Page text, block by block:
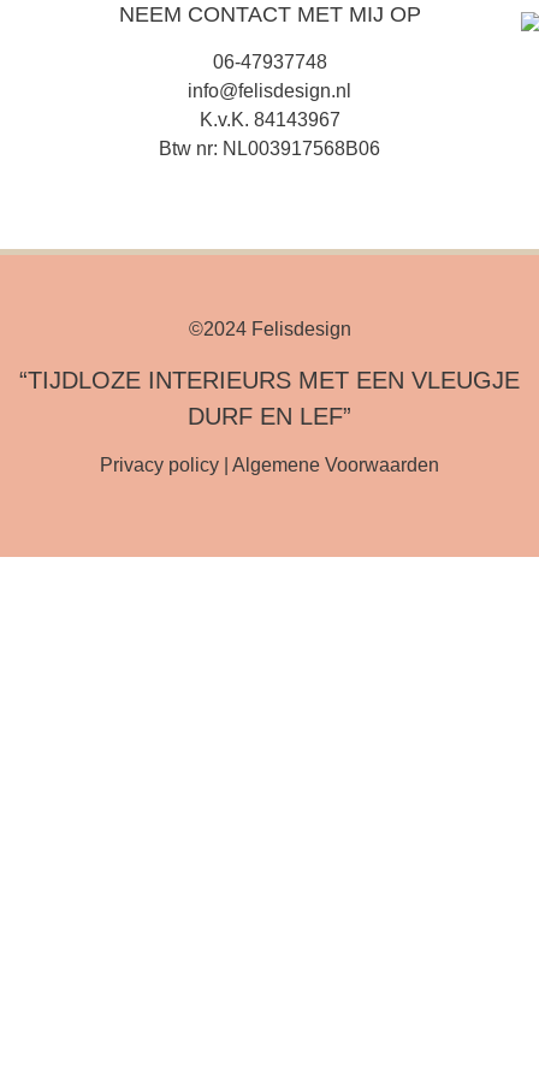
NEEM CONTACT MET MIJ OP
06-47937748
info@felisdesign.nl
K.v.K. 84143967
Btw nr: NL003917568B06
©2024 Felisdesign
“TIJDLOZE INTERIEURS MET EEN VLEUGJE
DURF EN LEF”
Privacy policy Algemene Voorwaarden